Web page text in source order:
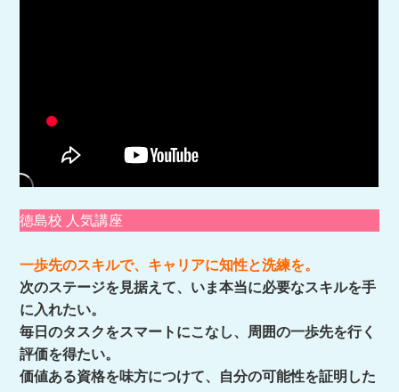
徳島校 人気講座
一歩先のスキルで、キャリアに知性と洗練を。
次のステージを見据えて、いま本当に必要なスキルを手
に入れたい。
毎日のタスクをスマートにこなし、周囲の一歩先を行く
評価を得たい。
価値ある資格を味方につけて、自分の可能性を証明した